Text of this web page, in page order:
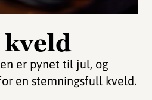
er pynet til jul, og
en stemningsfull kveld.